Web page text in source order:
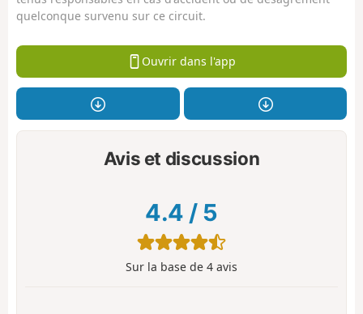
quelconque survenu sur ce circuit.
Ouvrir dans l'app
Avis et discussion
4.4 / 5
Sur la base de 4 avis